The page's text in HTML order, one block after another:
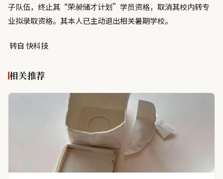
子队伍，终止其“荣昶储才计划”学员资格，取消其校内转专
业拟录取资格。其本人已主动退出相关暑期学校。
转自 快科技
相关推荐